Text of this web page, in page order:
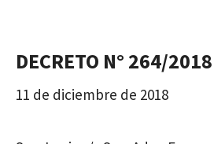
DECRETO N° 264/2018
11 de diciembre de 2018